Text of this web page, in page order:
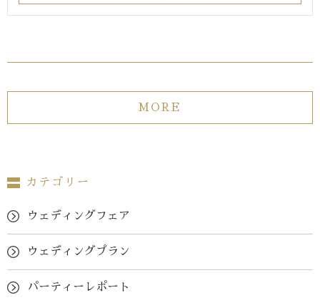
MORE
カテゴリー
ウェディングフェア
ウェディングプラン
パーティーレポート